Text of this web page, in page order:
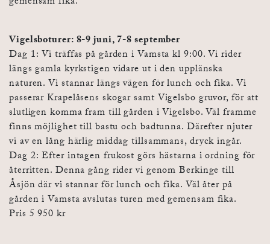
Vigelsboturer: 8-9 juni, 7-8 september
Dag 1: Vi träffas på gården i Vamsta kl 9:00. Vi rider
längs gamla kyrkstigen vidare ut i den upplänska
naturen. Vi stannar längs vägen för lunch och fika. Vi
passerar Krapelåsens skogar samt Vigelsbo gruvor, för att
slutligen komma fram till gården i Vigelsbo. Väl framme
finns möjlighet till bastu och badtunna. Därefter njuter
vi av en lång härlig middag tillsammans, dryck ingår.
Dag 2: Efter intagen frukost görs hästarna i ordning för
återritten. Denna gång rider vi genom Berkinge till
Åsjön där vi stannar för lunch och fika. Väl åter på
gården i Vamsta avslutas turen med gemensam fika.
Pris 5 950 kr